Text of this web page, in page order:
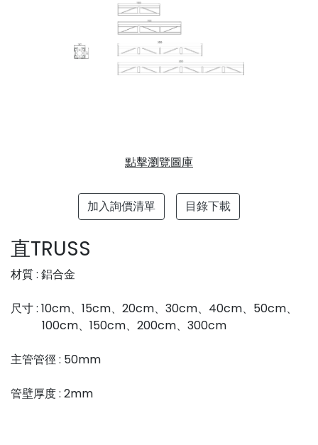
點擊瀏覽圖庫
加入詢價清單 目錄下載
直TRUSS
材質 : 鋁合金
尺寸 : 10cm、15cm、20cm、30cm、40cm、50cm、
100cm、150cm、200cm、300cm
主管管徑 : 50mm
管壁厚度 : 2mm